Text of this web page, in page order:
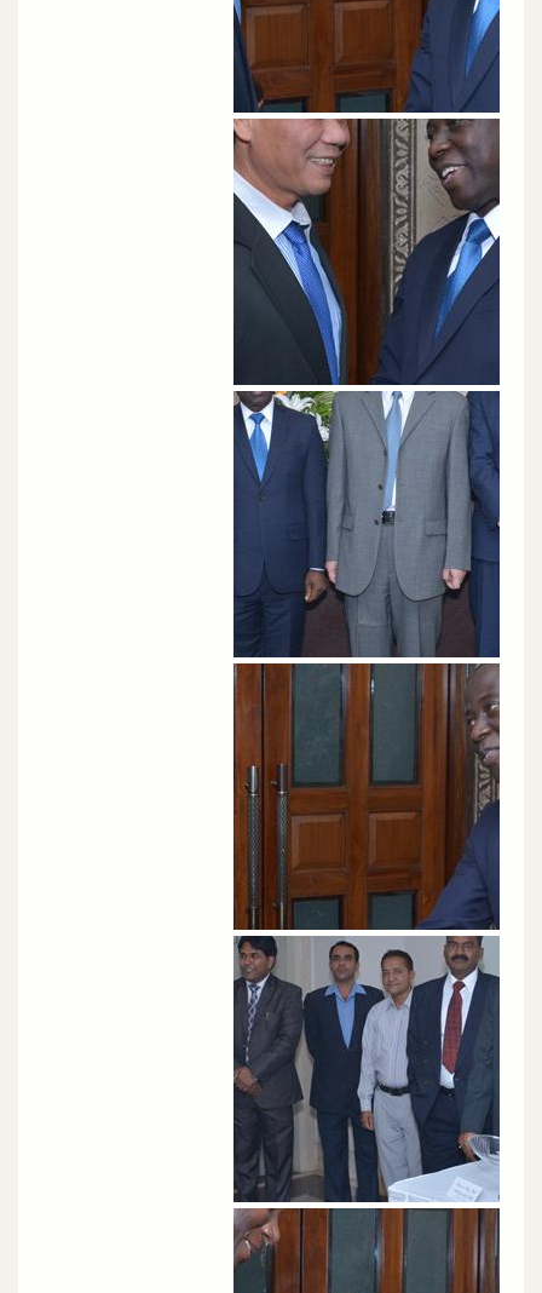
الصورة
الصورة
الصورة
الصورة
الصورة